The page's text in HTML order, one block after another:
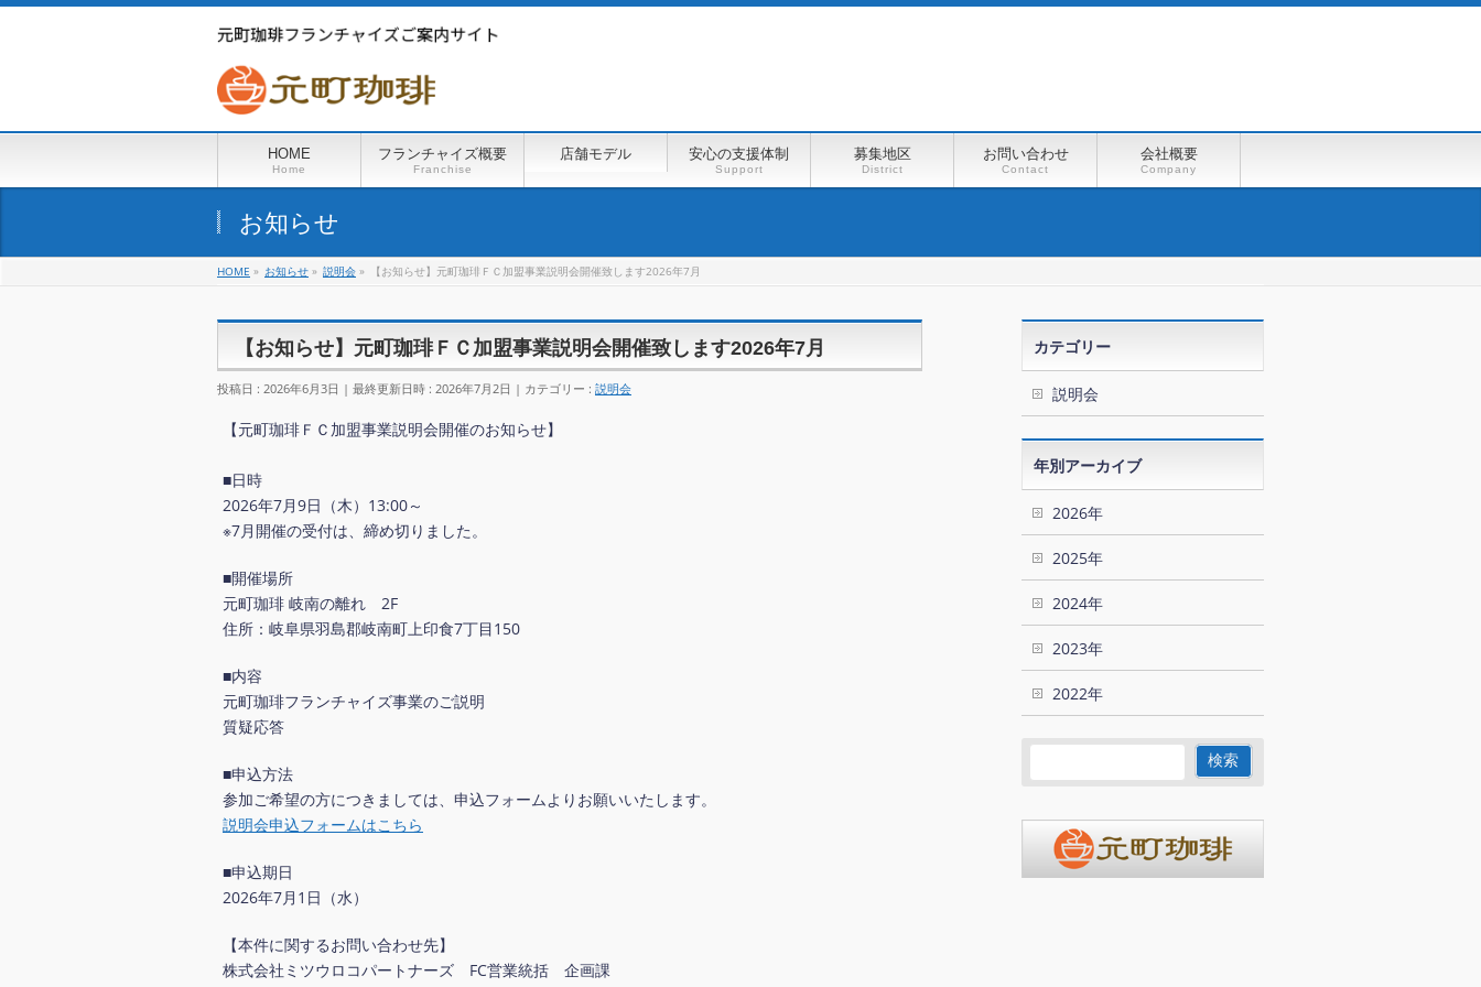
HOME
Home
フランチャイズ概要
Franchise
店舗モデル 安心の支援体制
Support
募集地区
District
お問い合わせ
Contact
会社概要
Company
お知らせ
HOME » お知らせ » 説明会 » 【お知らせ】元町珈琲ＦＣ加盟事業説明会開催致します2026年7月
【お知らせ】元町珈琲ＦＣ加盟事業説明会開催致します2026年7月
投稿日 : 2026年6月3日 最終更新日時 : 2026年7月2日 カテゴリー : 説明会
【元町珈琲ＦＣ加盟事業説明会開催のお知らせ】
■日時
2026年7月9日（木）13:00～
※7月開催の受付は、締め切りました。
■開催場所
元町珈琲 岐南の離れ 2F
住所：岐阜県羽島郡岐南町上印食7丁目150
■内容
元町珈琲フランチャイズ事業のご説明
質疑応答
■申込方法
参加ご希望の方につきましては、申込フォームよりお願いいたします。
説明会申込フォームはこちら
■申込期日
2026年7月1日（水）
【本件に関するお問い合わせ先】
株式会社ミツウロコパートナーズ FC営業統括 企画課
カテゴリー
説明会
年別アーカイブ
2026年
2025年
2024年
2023年
2022年